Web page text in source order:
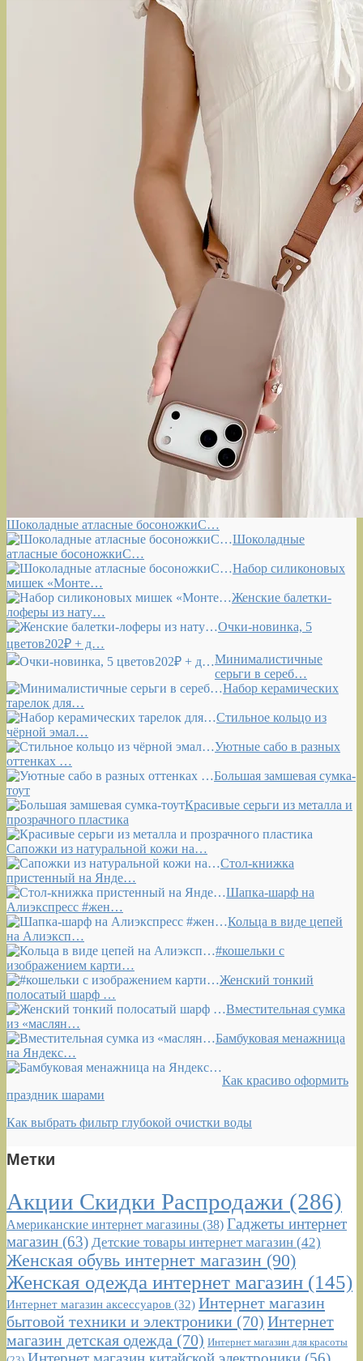
Шоколадные атласные босоножкиС…
Шоколадные
атласные босоножкиС…
Набор силиконовых
мишек «Монте…
Женские балетки-
лоферы из нату…
Очки-новинка, 5
цветов202₽ + д…
Минималистичные
серьги в сереб…
Набор керамических
тарелок для…
Стильное кольцо из
чёрной эмал…
Уютные сабо в разных
оттенках …
Большая замшевая сумка-
тоут
Красивые серьги из металла и
прозрачного пластика
Сапожки из натуральной кожи на…
Стол-книжка
пристенный на Янде…
Шапка-шарф на
Алиэкспресс #жен…
Кольца в виде цепей
на Алиэксп…
#кошельки с
изображением карти…
Женский тонкий
полосатый шарф …
Вместительная сумка
из «маслян…
Бамбуковая менажница
на Яндекс…
Как красиво оформить
праздник шарами
Как выбрать фильтр глубокой очистки воды
Метки
Акции Скидки Распродажи (286)
Американские интернет магазины (38) Гаджеты интернет
магазин (63) Детские товары интернет магазин (42)
Женская обувь интернет магазин (90)
Женская одежда интернет магазин (145)
Интернет магазин аксессуаров (32) Интернет магазин
бытовой техники и электроники (70) Интернет
магазин детская одежда (70) Интернет магазин для красоты